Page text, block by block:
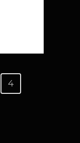
4